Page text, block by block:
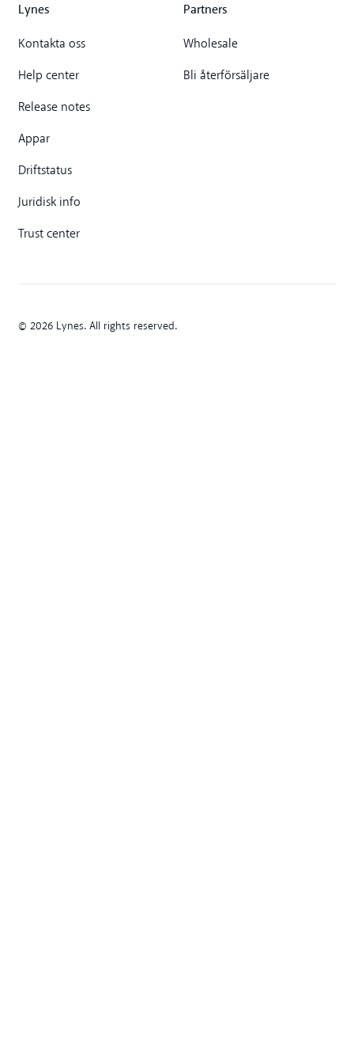
Lynes
Kontakta oss
Help center
Release notes
Appar
Driftstatus
Juridisk info
Trust center
Partners
Wholesale
Bli återförsäljare
© 2026 Lynes. All rights reserved.